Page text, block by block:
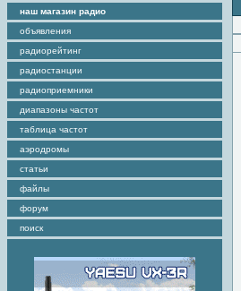
наш магазин радио
объявления
радиорейтинг
радиостанции
радиоприемники
диапазоны частот
таблица частот
аэродромы
статьи
файлы
форум
поиск